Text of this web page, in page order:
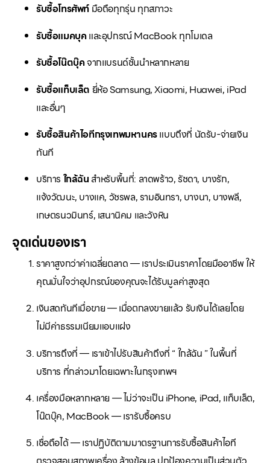
รับซื้อโทรศัพท์ มือถือทุกรุ่น ทุกสภาวะ
รับซื้อแมคบุคและอุปกรณ์ MacBook ทุกโมเดล
รับซื้อโน๊ตบุ๊คจากแบรนด์ชั้นนำหลากหลาย
รับซื้อแท็บเล็ต ยี่ห้อ Samsung, Xiaomi, Huawei, iPad
และอื่นๆ
รับซื้อสินค้าไอทีกรุงเทพมหานครแบบถึงที่ นัดรับ-จ่ายเงิน
ทันที
บริการ ใกล้ฉัน สำหรับพื้นที่: ลาดพร้าว, รัชดา, บางรัก,
แจ้งวัฒนะ, บางแค, วัชรพล, รามอินทรา, บางนา, บางพลี,
เกษตรนวมินทร์, เสนานิคม และวังหิน
จุดเด่นของเรา
ราคาสูงกว่าค่าเฉลี่ยตลาด — เราประเมินราคาโดยมืออาชีพ ให้
คุณมั่นใจว่าอุปกรณ์ของคุณจะได้รับมูลค่าสูงสุด
เงินสดทันทีเมื่อขาย — เมื่อตกลงขายแล้ว รับเงินได้เลยโดย
ไม่มีค่าธรรมเนียมแอบแฝง
บริการถึงที่ — เราเข้าไปรับสินค้าถึงที่ “ ใกล้ฉัน ” ในพื้นที่
บริการ ที่กล่าวมาโดยเฉพาะในกรุงเทพฯ
เครื่องมือหลากหลาย — ไม่ว่าจะเป็น iPhone, iPad, แท็บเล็ต,
โน๊ตบุ๊ค, MacBook — เรารับซื้อครบ
เชื่อถือได้ — เราปฏิบัติตามมาตรฐานการรับซื้อสินค้าไอที